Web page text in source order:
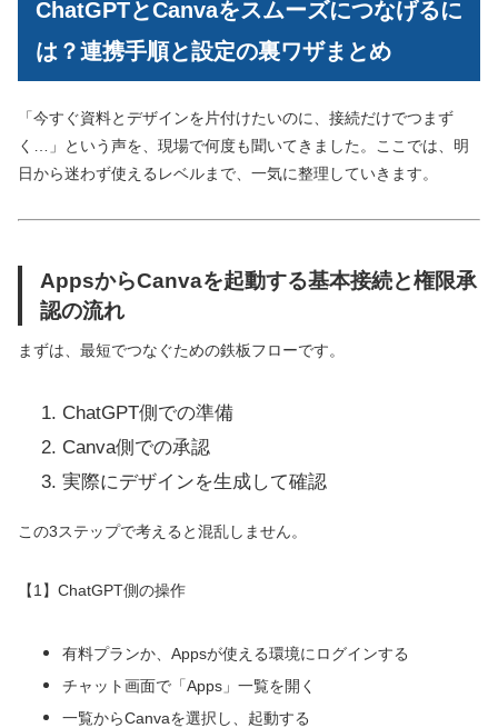
ChatGPTとCanvaをスムーズにつなげるに
は？連携手順と設定の裏ワザまとめ
「今すぐ資料とデザインを片付けたいのに、接続だけでつまず
く…」という声を、現場で何度も聞いてきました。ここでは、明
日から迷わず使えるレベルまで、一気に整理していきます。
AppsからCanvaを起動する基本接続と権限承
認の流れ
まずは、最短でつなぐための鉄板フローです。
ChatGPT側での準備
Canva側での承認
実際にデザインを生成して確認
この3ステップで考えると混乱しません。
【1】ChatGPT側の操作
有料プランか、Appsが使える環境にログインする
チャット画面で「Apps」一覧を開く
一覧からCanvaを選択し、起動する